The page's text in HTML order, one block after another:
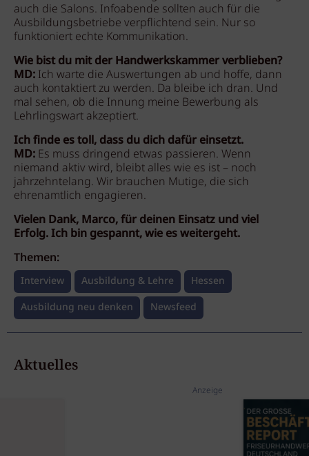
auch die Salons. Infoabende sollten auch für die
Ausbildungsbetriebe verpflichtend sein. Nur so
funktioniert echte Kommunikation.
Wie bist du mit der Handwerkskammer verblieben?
MD: Ich warte die Auswertungen ab und hoffe, dann
auch kontaktiert zu werden. Da bleibe ich dran. Und
mal sehen, ob die Innung meine Bewerbung als
Lehrlingswart akzeptiert.
Ich finde es toll, dass du dich dafür einsetzt.
MD: Es muss dringend etwas passieren. Wenn
niemand aktiv wird, bleibt alles wie es ist – noch
jahrzehntelang. Wir brauchen Mutige, die sich
ehrenamtlich engagieren.
Vielen Dank, Marco, für deinen Einsatz und viel
Erfolg. Ich bin gespannt, wie es weitergeht.
Themen:
Interview Ausbildung & Lehre
Hessen
Ausbildung neu denken
Newsfeed
Aktuelles
Anzeige